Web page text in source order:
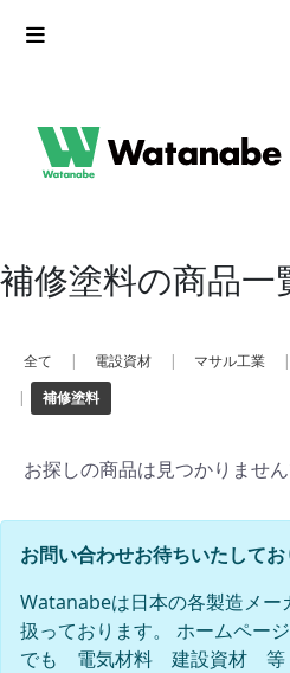
補修塗料の商品一
全て | 電設資材 | マサル工業 |
|
補修塗料
お探しの商品は見つかりませ
お問い合わせお待ちいたして
Watanabeは日本の各製造メー
扱っております。 ホームペー
でも 電気材料 建設資材 等